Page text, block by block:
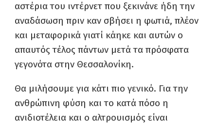
αστέρια του ιντέρνετ που ξεκινάνε ήδη την
αναδάσωση πριν καν σβήσει η φωτιά, πλέον
και μεταφορικά γιατί κάηκε και αυτών ο
απαυτός τέλος πάντων μετά τα πρόσφατα
γεγονότα στην Θεσσαλονίκη.
Θα μιλήσουμε για κάτι πιο γενικό. Για την
ανθρώπινη φύση και το κατά πόσο η
ανιδιοτέλεια και ο αλτρουισμός είναι